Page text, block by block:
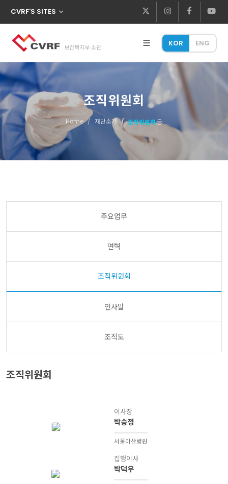
CVRF'S SITES
보건복지부 소관 KOR ENG
조직위원회
Home 재단소개 조직위원회
주요업무
연혁
조직위원회
인사말
조직도
조직위원회
이사장
박승정
서울아산병원
집행이사
박덕우